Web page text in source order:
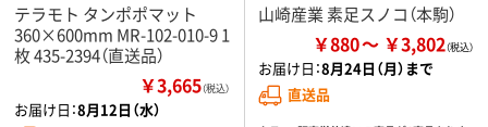
テラモト タンポポマット
360×600mm MR-102-010-9 1
枚 435-2394（直送品）
￥3,665（税込）
お届け日：8月12日（水）
山崎産業 素足スノコ（本駒）
￥880 ￥3,802
お届け日：8月24日（月）まで
直送品